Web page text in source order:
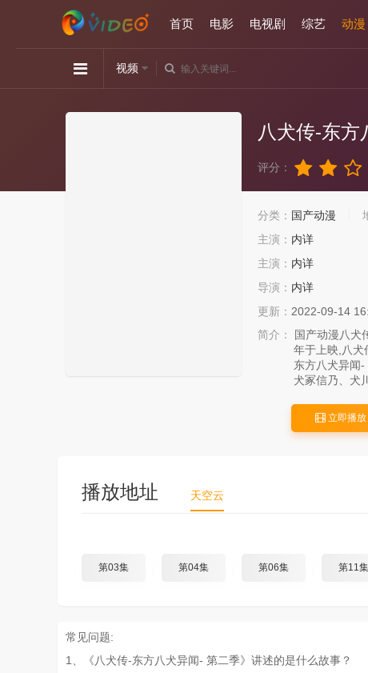
首页 电影 电视剧 综艺 动漫
视频
八犬传-东方
评分：
分类： 国产动漫
主演： 内详
主演： 内详
导演： 内详
更新： 2022-09-14
简介：
国产动漫八犬
年于上映,八犬
东方八犬异闻
犬冢信乃、犬
立即播放
播放地址 天空云
第03集 第04集 第06集 第11集
常见问题:
1、《八犬传-东方八犬异闻- 第二季》讲述的是什么故事？